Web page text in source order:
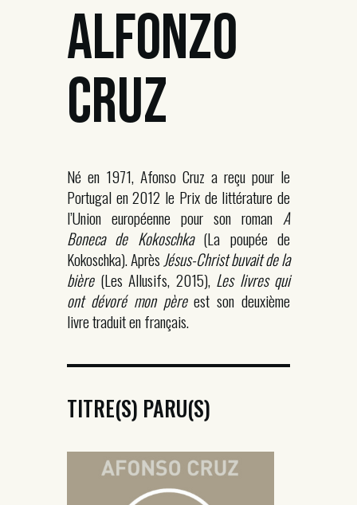
ALFONZO
CRUZ
Né en 1971, Afonso Cruz a reçu pour le
Portugal en 2012 le Prix de littérature de
l’Union européenne pour son roman A
Boneca de Kokoschka(La poupée de
Kokoschka). AprèsJésus-Christ buvait de la
bière(Les Allusifs, 2015), Les livres qui
ont dévoré mon pèreest son deuxième
livre traduit en français.
TITRE(S) PARU(S)